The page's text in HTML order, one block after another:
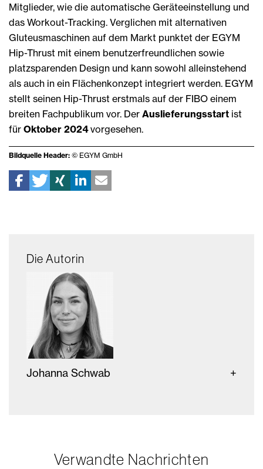
Mitglieder, wie die automatische Geräteeinstellung und
das Workout-Tracking. Verglichen mit alternativen
Gluteusmaschinen auf dem Markt punktet der EGYM
Hip-Thrust mit einem benutzerfreundlichen sowie
platzsparenden Design und kann sowohl alleinstehend
als auch in ein Flächenkonzept integriert werden. EGYM
stellt seinen Hip-Thrust erstmals auf der FIBO einem
breiten Fachpublikum vor. Der Auslieferungsstart ist
für Oktober 2024vorgesehen.
Bildquelle Header: © EGYM GmbH
Die Autorin
Johanna Schwab
Verwandte Nachrichten